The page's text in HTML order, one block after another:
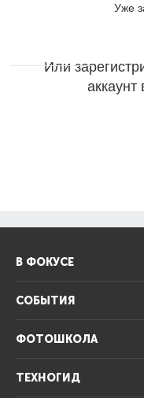
Уже
Или
аккаунт
В ФОКУСЕ
СОБЫТИЯ
ФОТОШКОЛА
ТЕХНОГИД